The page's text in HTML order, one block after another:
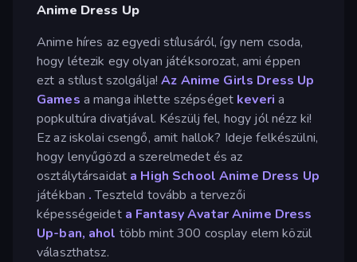
Anime Dress Up
Anime híres az egyedi stílusáról, így nem csoda,
hogy létezik egy olyan játéksorozat, ami éppen
ezt a stílust szolgálja!Az Anime Girls Dress Up
Games a manga ihlette szépséget keveria
popkultúra divatjával. Készülj fel, hogy jól nézz ki!
Ez az iskolai csengő, amit hallok? Ideje felkészülni,
hogy lenyűgözd a szerelmedet és az
osztálytársaidat a High School Anime Dress Up
játékban .Teszteld tovább a tervezői
képességeidet a Fantasy Avatar Anime Dress
Up-ban, ahol több mint 300 cosplay elem közül
választhatsz.